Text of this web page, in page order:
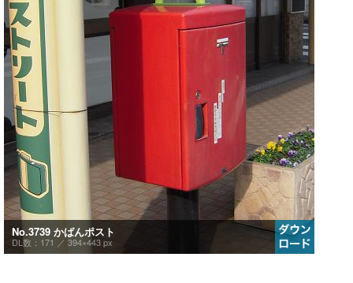
No.3739 かばんポスト
DL数：171 ／ 394×443 px